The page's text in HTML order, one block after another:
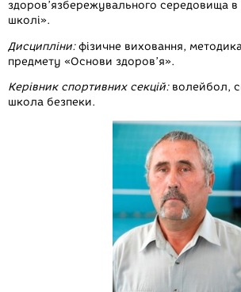
здоров’язбережувального середовища в
школі».
Дисципліни:фізичне виховання,
предмету «Основи здоров’я».
Керівник спортивних секцій:волейбол,
школа безпеки.